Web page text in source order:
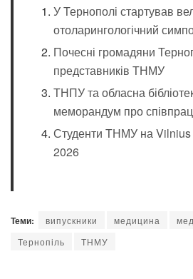
У Тернополі стартував
отоларингологічний
Почесні громадяни
представників ТНМУ
ТНПУ та обласна
меморандум про
Студенти ТНМУ на
2026
Теми: випускники медицина
Тернопіль
ТНМУ